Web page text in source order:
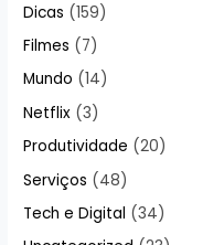
Dicas (159)
Filmes (7)
Mundo (14)
Netflix (3)
Produtividade (20)
Serviços (48)
Tech e Digital (34)